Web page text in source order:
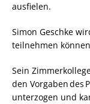
ausfielen.
Simon Geschke
teilnehmen
Sein
den Vorgaben des
unterzogen und